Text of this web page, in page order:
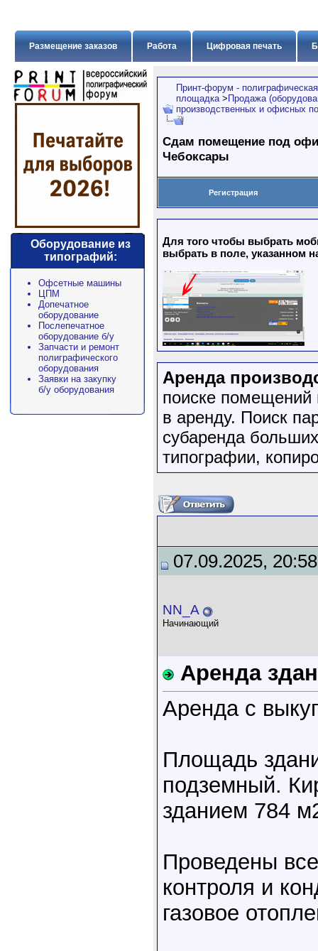
Цифровая печать
Работа
Размещение заказов
Оборудование из
типографий:
Офсетные машины
ЦПМ
Допечатное
оборудование
Послепечатное
оборудование б/у
Запчасти и ремонт
полиграфического
оборудования
Заявки на закупку
б/у оборудования
Принт-форум -
площадка > Продажа
производственных и офисных
Сдам помещение под
Чебоксары
Регистрация
Для того чтобы выбрать
выбрать в поле, указанном
Аренда
поиске
в аренду. Поиск
субаренда
типографии,
07.09.2025, 20:58
NN_A
Начинающий
Аренда
Аренда с
Площадь
подземный.
зданием 784
Проведены
контроля и
газовое